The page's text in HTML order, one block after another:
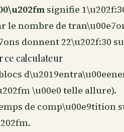
signifie
le nombre de
donnent 22\u202f:30
ce calculateur
\u00e0 telle allure).
de comp\u00e9tition